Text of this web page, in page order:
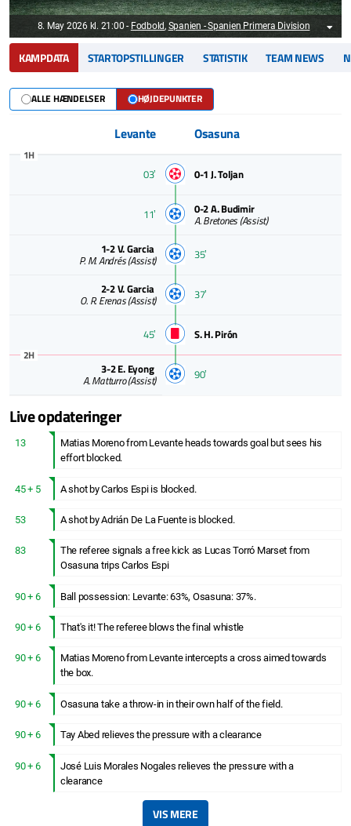
8. May 2026 kl. 21:00 - Fodbold, Spanien - Spanien Primera Division
KAMPDATA STARTOPSTILLINGER STATISTIK TEAM NEWS
ALLE HÆNDELSER HØJDEPUNKTER
Levante Osasuna
03ʼ
1H
0-1 J. Toljan
11ʼ 0-2A. Budimir
A. Bretones(Assist)
1-2V. Garcia
P. M. Andrés(Assist) 35ʼ
2-2V. Garcia
O. R. Erenas(Assist) 37ʼ
45ʼ S. H. Pirón
3-2E. Eyong
A. Matturro(Assist)
2H
90ʼ
Live opdateringer
13
Matias Moreno from Levante heads towards goal but sees his
effort blocked.
45 + 5 A shot by Carlos Espi is blocked.
53 A shot by Adrián De La Fuente is blocked.
83
The referee signals a free kick as Lucas Torró Marset from
Osasuna trips Carlos Espi
90 + 6 Ball possession: Levante: 63%, Osasuna: 37%.
90 + 6 That's it! The referee blows the final whistle
90 + 6
Matias Moreno from Levante intercepts a cross aimed towards
the box.
90 + 6 Osasuna take a throw-in in their own half of the field.
90 + 6 Tay Abed relieves the pressure with a clearance
90 + 6
José Luis Morales Nogales relieves the pressure with a
clearance
VIS MERE